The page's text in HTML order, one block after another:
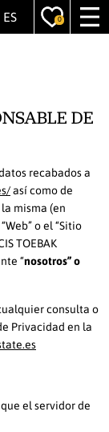
ES 0
DE
recabados a
así como de
misma (en
o el “Sitio
TOEBAK
“nosotros” o
consulta o
Privacidad en la
el servidor de